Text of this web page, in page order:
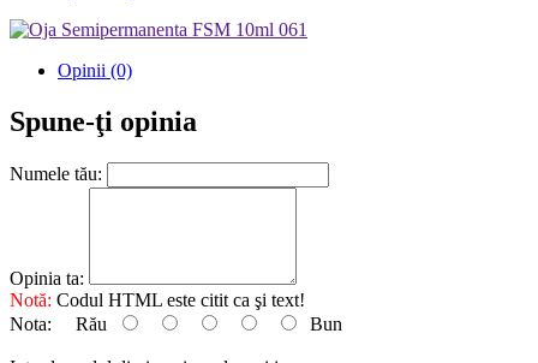
Opinii (0)
Spune-ţi opinia
Numele tău:
Opinia ta:
Notă: Codul HTML este citit ca şi text!
Nota: Rău Bun